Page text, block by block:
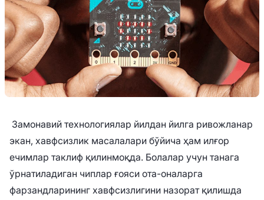
Замонавий технологиялар йилдан йилга ривожланар
экан, хавфсизлик масалалари бўйича ҳам илғор
ечимлар таклиф қилинмоқда. Болалар учун танага
ўрнатиладиган чиплар ғояси ота-оналарга
фарзандларининг хавфсизлигини назорат қилишда